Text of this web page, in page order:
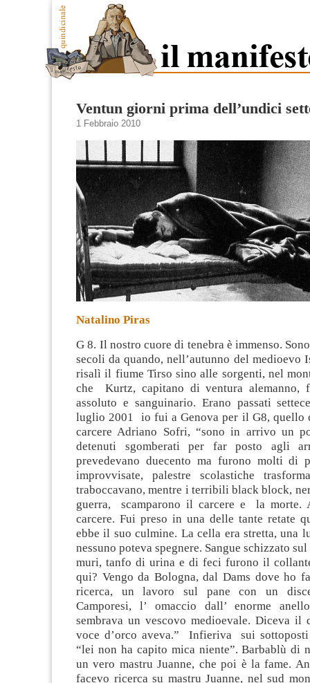
Ventun giorni prima dell’undici
1 Febbraio 2010
Natalino Piras
G 8. Il nostro cuore di tenebra è immenso.
secoli da quando, nell’autunno del medioevo
risalì il fiume Tirso sino alle sorgenti, nel
che Kurtz, capitano di ventura alemanno,
assoluto e sanguinario. Erano passati
luglio 2001 io fui a Genova per il G8, quello
carcere Adriano Sofri, “sono in arrivo un
detenuti sgomberati per far posto agli
prevedevano duecento ma furono molti di
improvvisate, palestre scolastiche
traboccavano, mentre i terribili black block,
guerra, scamparono il carcere e la morte.
carcere. Fui preso in una delle tante retate
ebbe il suo culmine. La cella era stretta, una
nessuno poteva spegnere. Sangue schizzato
muri, tanfo di urina e di feci furono il
qui? Vengo da Bologna, dal Dams dove ho
ricerca, un lavoro sul pane con un
Camporesi, l’ omaccio dall’ enorme
sembrava un vescovo medioevale. Diceva il
voce d’orco aveva.” Infieriva sui
“lei non ha capito mica niente”. Barbablù di
un vero mastru Juanne, che poi è la fame.
facevo ricerca su mastru Juanne, nel sud